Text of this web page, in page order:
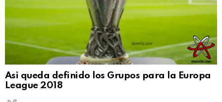
Asi queda definido los Grupos para la Europa
League 2018